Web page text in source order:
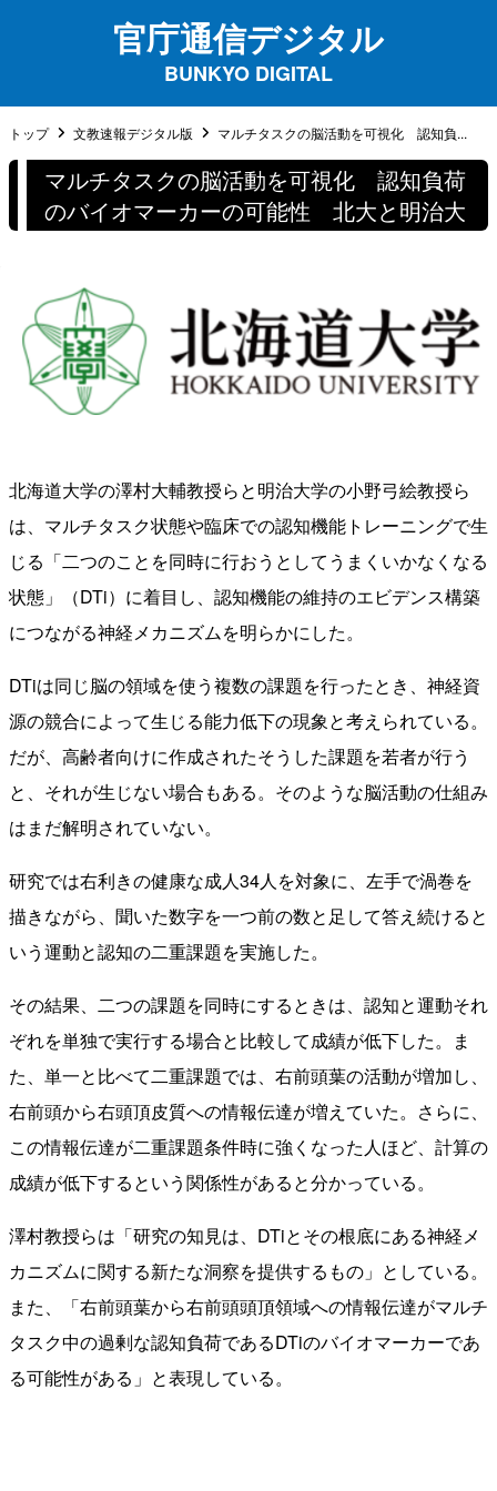
官庁通信デジタル
BUNKYO DIGITAL
トップ 文教速報デジタル版 マルチタスクの脳活動を可視化 認知負...
マルチタスクの脳活動を可視化 認知負荷
のバイオマーカーの可能性 北大と明治大
北海道⼤学の澤村⼤輔教授らと明治⼤学の⼩野⼸絵教授ら
は、マルチタスク状態や臨床での認知機能トレーニングで⽣
じる「⼆つのことを同時に⾏おうとしてうまくいかなくなる
状態」（DTi）に着⽬し、認知機能の維持のエビデンス構築
につながる神経メカニズムを明らかにした。
DTiは同じ脳の領域を使う複数の課題を⾏ったとき、神経資
源の競合によって⽣じる能⼒低下の現象と考えられている。
だが、⾼齢者向けに作成されたそうした課題を若者が⾏う
と、それが⽣じない場合もある。そのような脳活動の仕組み
はまだ解明されていない。
研究では右利きの健康な成人34人を対象に、左手で渦巻を
描きながら、聞いた数字を一つ前の数と足して答え続けると
いう運動と認知の二重課題を実施した。
その結果、二つの課題を同時にするときは、認知と運動それ
ぞれを単独で実行する場合と比較して成績が低下した。ま
た、単一と比べて二重課題では、右前頭葉の活動が増加し、
右前頭から右頭頂皮質への情報伝達が増えていた。さらに、
この情報伝達が⼆重課題条件時に強くなった⼈ほど、計算の
成績が低下するという関係性があると分かっている。
澤村教授らは「研究の知⾒は、DTiとその根底にある神経メ
カニズムに関する新たな洞察を提供するもの」としている。
また、「右前頭葉から右前頭頭頂領域への情報伝達がマルチ
タスク中の過剰な認知負荷であるDTiのバイオマーカーであ
る可能性がある」と表現している。